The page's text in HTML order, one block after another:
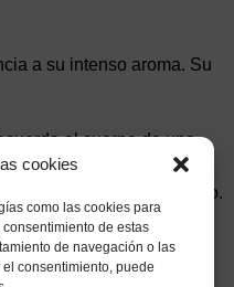
cookies
como las cookies para
de estas
de navegación o las
consentimiento, puede
a su intenso aroma. Su
al cuerno de una
Castilla-La Mancha,
DO de Montes de Toledo.
El olor tanto de